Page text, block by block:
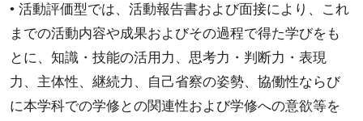
• 活動評価型では、活動報告書および面接により、これ
までの活動内容や成果およびその過程で得た学びをも
とに、知識・技能の活用力、思考力・判断力・表現
力、主体性、継続力、自己省察の姿勢、協働性ならび
に本学科での学修との関連性および学修への意欲等を